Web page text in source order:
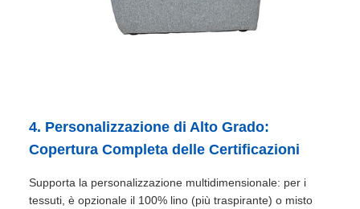
4. Personalizzazione di Alto Grado:
Copertura Completa delle Certificazioni
Supporta la personalizzazione multidimensionale: per i
tessuti, è opzionale il 100% lino (più traspirante) o misto